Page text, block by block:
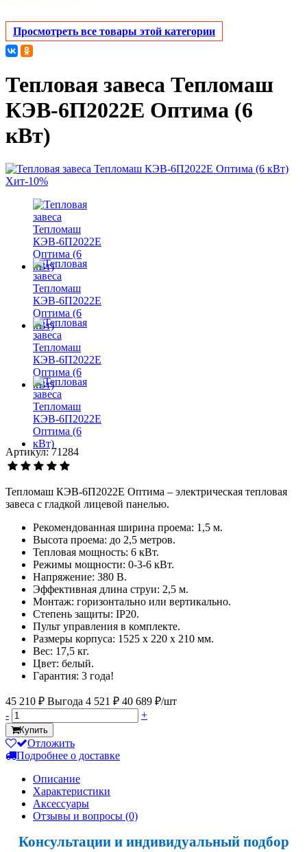
Просмотреть все товары этой категории
Тепловая завеса Тепломаш
КЭВ-6П2022Е Оптима (6
кВт)
Хит-10%
Артикул: 71284
Тепломаш КЭВ-6П2022Е Оптима – электрическая тепловая
завеса с гладкой лицевой панелью.
Рекомендованная ширина проема: 1,5 м.
Высота проема: до 2,5 метров.
Тепловая мощность: 6 кВт.
Режимы мощности: 0-3-6 кВт.
Напряжение: 380 В.
Эффективная длина струи: 2,5 м.
Монтаж: горизонтально или вертикально.
Степень защиты: IP20.
Пульт управления в комплекте.
Размеры корпуса: 1525 х 220 х 210 мм.
Вес: 17,5 кг.
Цвет: белый.
Гарантия: 3 года!
45 210 ₽ Выгода 4 521 ₽ 40 689 ₽/шт
-
+
Купить
Отложить
Подробнее о доставке
Описание
Характеристики
Аксессуары
Отзывы и вопросы (0)
Консультации и индивидуальный подбор